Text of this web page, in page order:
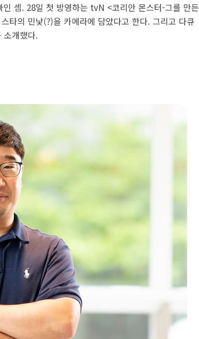
셈. 28일 첫 방영하는 tvN <코리안 몬스터-그를 만든
타의 민낯(?)을 카메라에 담았다고 한다. 그리고 다큐
소개했다.